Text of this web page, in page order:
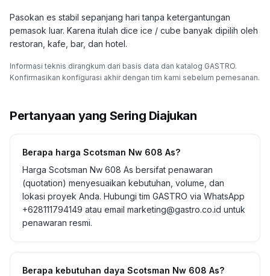
Pasokan es stabil sepanjang hari tanpa ketergantungan
pemasok luar. Karena itulah dice ice / cube banyak dipilih oleh
restoran, kafe, bar, dan hotel.
Informasi teknis dirangkum dari basis data dan katalog GASTRO.
Konfirmasikan konfigurasi akhir dengan tim kami sebelum pemesanan.
Pertanyaan yang Sering Diajukan
Berapa harga Scotsman Nw 608 As?
Harga Scotsman Nw 608 As bersifat penawaran
(quotation) menyesuaikan kebutuhan, volume, dan
lokasi proyek Anda. Hubungi tim GASTRO via WhatsApp
+628111794149 atau email marketing@gastro.co.id untuk
penawaran resmi.
Berapa kebutuhan daya Scotsman Nw 608 As?